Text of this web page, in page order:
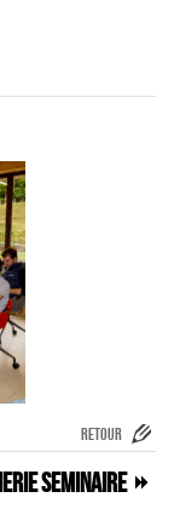
RETOUR
Seminaire